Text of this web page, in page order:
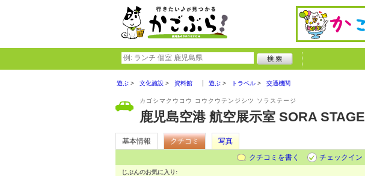
遊ぶ 文化施設 資料館 遊ぶ トラベル 交通機関
カゴシマクウコウ コウクウテンジシツ ソラステージ
鹿児島空港 航空展示室 SORA STAGE
基本情報 クチコミ
写真
クチコミを書く
チェックイン
じぶんのお気に入り: